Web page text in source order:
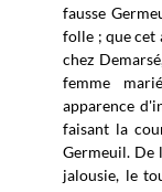
fausse
folle ; que cet
chez
femme
apparence
faisant la
Germeuil. De
jalousie, le